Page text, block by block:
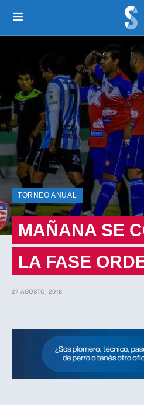
TORNEO ANUAL
MAÑANA SE
LA FASE
27 AGOSTO, 2018